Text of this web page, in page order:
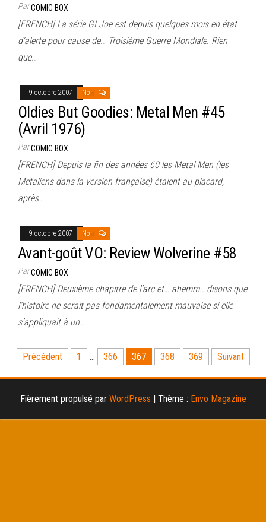
ParCOMIC BOX
[FRENCH] La série GI Joe est depuis quelques mois en état
d’alerte pour cause de… Troisième Guerre Mondiale. Rien
que…
9 octobre 2007 Non
Oldies But Goodies: Metal Men #45
(Avril 1976)
ParCOMIC BOX
[FRENCH] Depuis la fin des années 60 les Metal Men (les
Metaliens dans la version française) étaient au placard,
après…
9 octobre 2007 Non
Avant-goût VO: Review Wolverine #58
ParCOMIC BOX
[FRENCH] Deuxième chapitre de l’arc et… ahemm.. disons que
l’histoire ne serait pas fondamentalement mauvaise si elle
s’appliquait à un…
Pagination
des
publications
Précédent 1 … 366 367 368 369 Suivant
Fièrement propulsé par WordPress | Thème : Envo Magazine